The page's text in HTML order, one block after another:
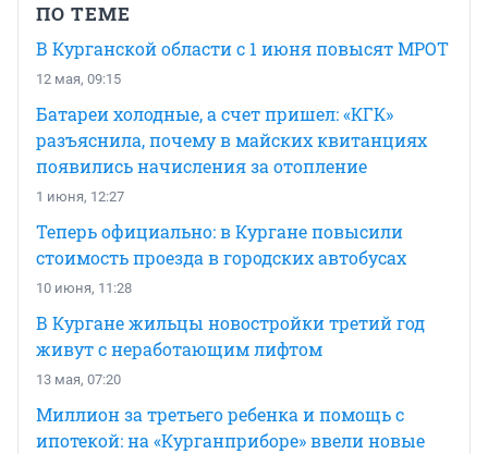
ПО ТЕМЕ
В Курганской области с 1 июня повысят МРОТ
12 мая, 09:15
Батареи холодные, а счет пришел: «КГК»
разъяснила, почему в майских квитанциях
появились начисления за отопление
1 июня, 12:27
Теперь официально: в Кургане повысили
стоимость проезда в городских автобусах
10 июня, 11:28
В Кургане жильцы новостройки третий год
живут с неработающим лифтом
13 мая, 07:20
Миллион за третьего ребенка и помощь с
ипотекой: на «Курганприборе» ввели новые